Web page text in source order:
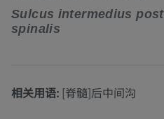
Sulcus intermedius
spinalis
相关用语: [脊髓]后中间沟